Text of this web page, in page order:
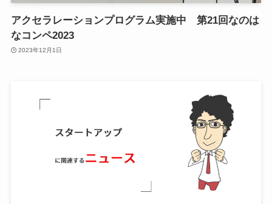
アクセラレーションプログラム実施中 第21回なのは
なコンペ2023
2023年12月1日